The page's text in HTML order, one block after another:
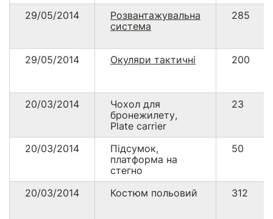
29/05/2014
Розвантажувальна
система
285
29/05/2014 Окуляри тактичні 200
20/03/2014
Чохол для
бронежилету,
Plate carrier
23
20/03/2014
Підсумок,
платформа на
стегно
50
20/03/2014 Костюм польовий 312